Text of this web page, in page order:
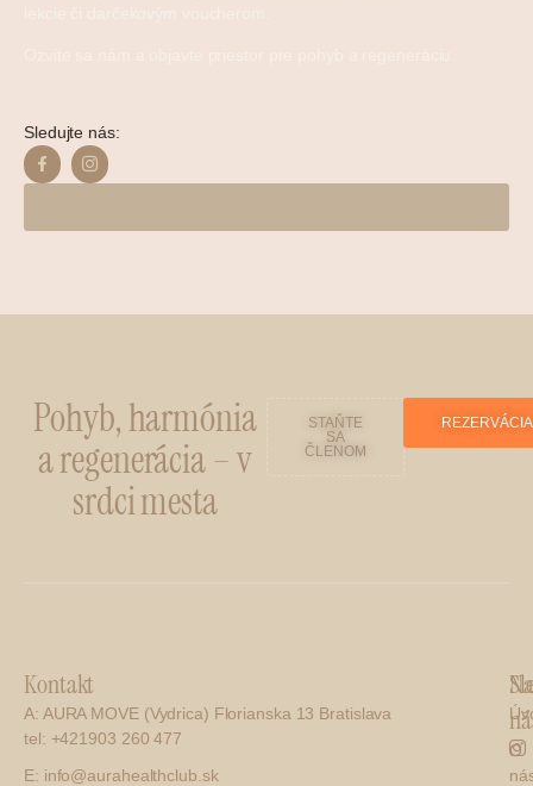
Sledujte nás:
Pohyb, harmónia
a regenerácia – v
srdci mesta
STAŇTE
SA
ČLENOM
REZERVÁCIA
Kontakt
A: AURA MOVE (Vydrica) Florianska 13 Bratislava
tel: +421903 260 477
E: info@aurahealthclub.sk
O